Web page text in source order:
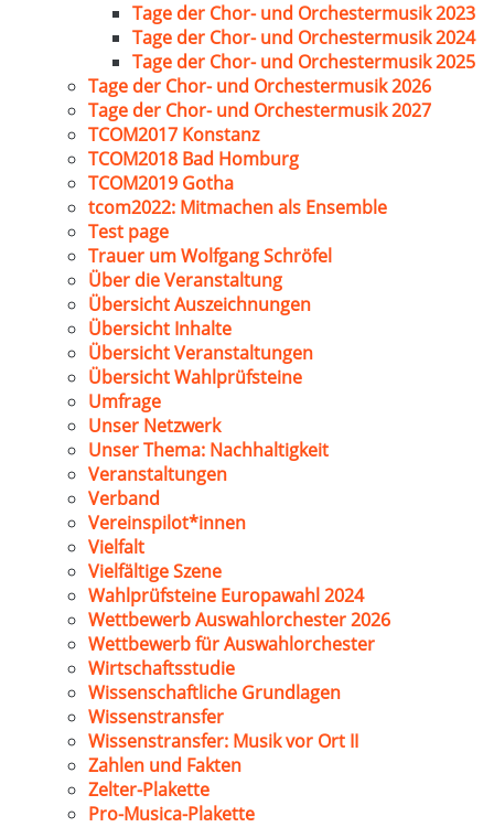
Tage der Chor- und Orchestermusik 2023
Tage der Chor- und Orchestermusik 2024
Tage der Chor- und Orchestermusik 2025
Tage der Chor- und Orchestermusik 2026
Tage der Chor- und Orchestermusik 2027
TCOM2017 Konstanz
TCOM2018 Bad Homburg
TCOM2019 Gotha
tcom2022: Mitmachen als Ensemble
Test page
Trauer um Wolfgang Schröfel
Über die Veranstaltung
Übersicht Auszeichnungen
Übersicht Inhalte
Übersicht Veranstaltungen
Übersicht Wahlprüfsteine
Umfrage
Unser Netzwerk
Unser Thema: Nachhaltigkeit
Veranstaltungen
Verband
Vereinspilot*innen
Vielfalt
Vielfältige Szene
Wahlprüfsteine Europawahl 2024
Wettbewerb Auswahlorchester 2026
Wettbewerb für Auswahlorchester
Wirtschaftsstudie
Wissenschaftliche Grundlagen
Wissenstransfer
Wissenstransfer: Musik vor Ort II
Zahlen und Fakten
Zelter-Plakette
Pro-Musica-Plakette